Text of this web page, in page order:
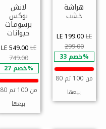
هراشة
خشب
LE 199.00LE
299.00
خصم 33%
80 من 100 تم
بيعها
لانش
بوكس
برسومات
حيوانات
LE 549.00LE
749.00
خصم 27%
80 من 100 تم
بيعها